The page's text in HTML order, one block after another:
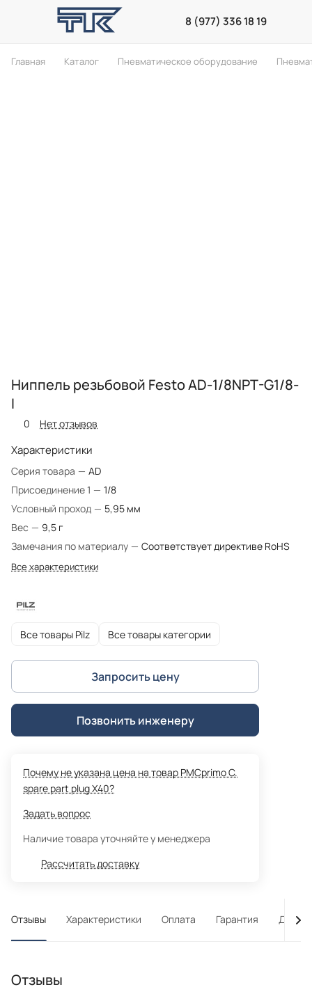
8 (977) 336 18 19
Главная Каталог Пневматическое оборудование
Ниппель резьбовой Festo AD-1/8NPT-G1/8-
I
0 Нет отзывов
Характеристики
Серия товара — AD
Присоединение 1 — 1/8
Условный проход — 5,95 мм
Вес — 9,5 г
Замечания по материалу — Соответствует директиве RoHS
Все характеристики
Все товары Pilz Все товары категории
Запросить цену
Позвонить инженеру
Почему не указана цена на товар PMCprimo C.
spare part plug X40?
Задать вопрос
Наличие товара уточняйте у менеджера
Рассчитать доставку
Отзывы Характеристики Оплата Гарантия
Отзывы